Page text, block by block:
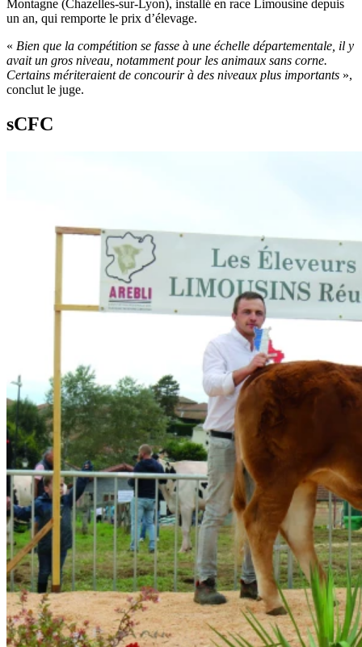
Montagne (Chazelles-sur-Lyon), installé en race Limousine depuis
un an, qui remporte le prix d’élevage.
« Bien que la compétition se fasse à une échelle départementale, il y
avait un gros niveau, notamment pour les animaux sans corne.
Certains mériteraient de concourir à des niveaux plus importants »,
conclut le juge.
sCFC